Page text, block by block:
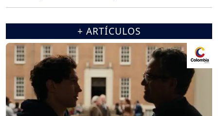
+ ARTÍCULOS